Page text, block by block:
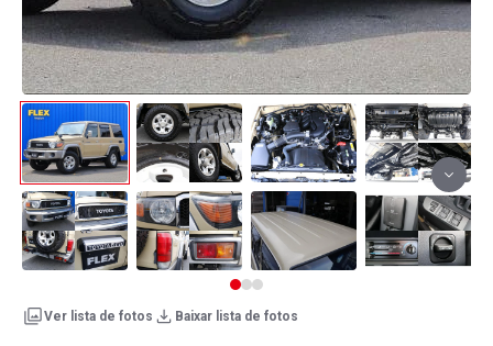
Ver lista de fotos Baixar lista de fotos